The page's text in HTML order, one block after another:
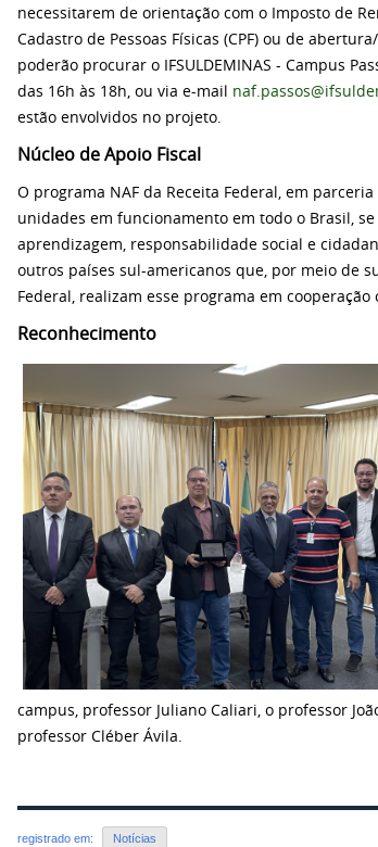
necessitarem de orientação com o Imposto de
Cadastro de Pessoas Físicas (CPF) ou de
poderão procurar o IFSULDEMINAS - Campus
das 16h às 18h, ou via e-mail
estão envolvidos no projeto.
Núcleo de Apoio Fiscal
O programa NAF da Receita Federal, em
unidades em funcionamento em todo o Brasil,
aprendizagem, responsabilidade social e
outros países sul-americanos que, por meio de
Federal, realizam esse programa em
Reconhecimento
campus, professor Juliano Caliari, o professor
professor Cléber Ávila.
registrado em: Notícias